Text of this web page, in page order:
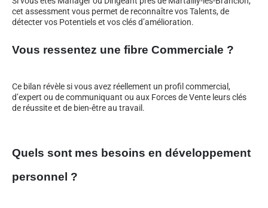
cet assessment vous permet de reconnaître vos Talents, de
détecter vos Potentiels et vos clés d’amélioration.
Vous ressentez une fibre Commerciale ?
Ce bilan révèle si vous avez réellement un profil commercial,
d’expert ou de communiquant ou aux Forces de Vente leurs clés
de réussite et de bien-être au travail.
Quels sont mes besoins en développement
personnel ?